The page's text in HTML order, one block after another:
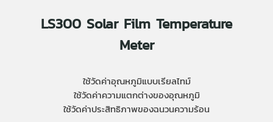
LS300 Solar Film Temperature
Meter
ใช้วัดค่าอุณหภูมิแบบเรียลไทม์
ใช้วัดค่าความแตกต่างของอุณหภูมิ
ใช้วัดค่าประสิทธิภาพของฉนวนความร้อน